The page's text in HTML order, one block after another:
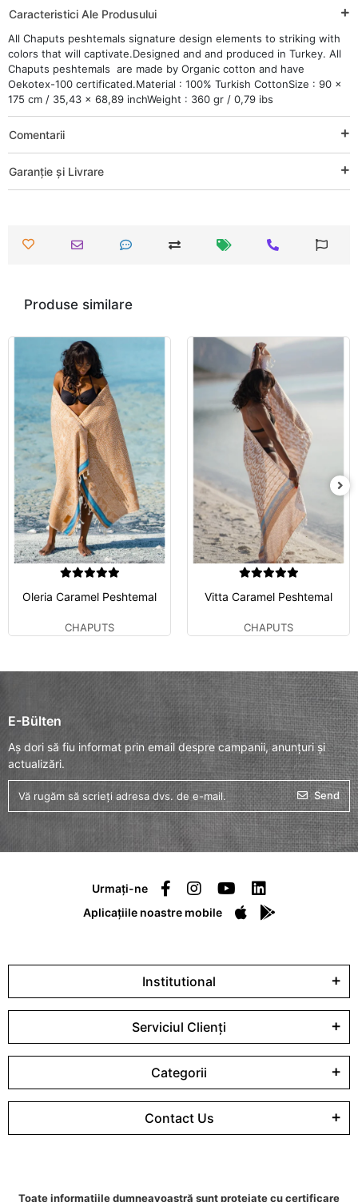
Caracteristici Ale Produsului
All Chaputs peshtemals signature design elements to striking with
colors that will captivate.Designed and and produced in Turkey. All
Chaputs peshtemals are made by Organic cotton and have
Oekotex-100 certificated.Material : 100% Turkish CottonSize : 90 x
175 cm / 35,43 x 68,89 inchWeight : 360 gr / 0,79 ibs
Comentarii
Garanție și Livrare
Produse similare
Oleria Caramel Peshtemal
CHAPUTS
Vitta Caramel Peshtemal
CHAPUTS
E-Bülten
Aș dori să fiu informat prin email despre campanii, anunțuri și
actualizări.
Send
Urmați-ne
Aplicațiile noastre mobile
Institutional
Serviciul Clienți
Categorii
Contact Us
Toate informațiile dumneavoastră sunt protejate cu certificare